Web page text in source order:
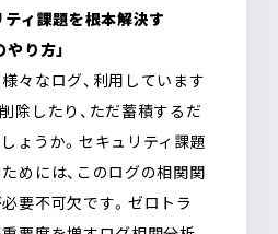
ティ課題を根本解決す
り方」
々なログ、利用しています
除したり、ただ蓄積するだ
ょうか。セキュリティ課題
めには、このログの相関関
要不可欠です。ゼロトラ